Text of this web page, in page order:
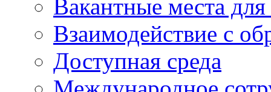
Вакантные места
Взаимодействие с
Доступная среда